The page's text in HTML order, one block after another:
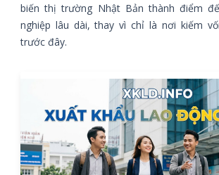
biến thị trường Nhật Bản thành điểm
nghiệp lâu dài, thay vì chỉ là nơi kiếm
trước đây.